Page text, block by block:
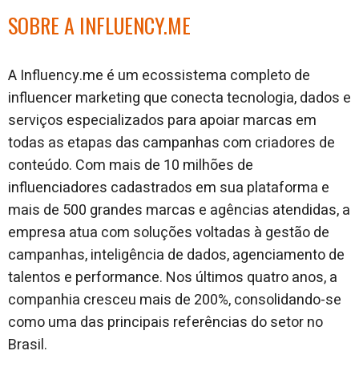
SOBRE A INFLUENCY.ME
A Influency.me é um ecossistema completo de
influencer marketing que conecta tecnologia, dados e
serviços especializados para apoiar marcas em
todas as etapas das campanhas com criadores de
conteúdo. Com mais de 10 milhões de
influenciadores cadastrados em sua plataforma e
mais de 500 grandes marcas e agências atendidas, a
empresa atua com soluções voltadas à gestão de
campanhas, inteligência de dados, agenciamento de
talentos e performance. Nos últimos quatro anos, a
companhia cresceu mais de 200%, consolidando-se
como uma das principais referências do setor no
Brasil.